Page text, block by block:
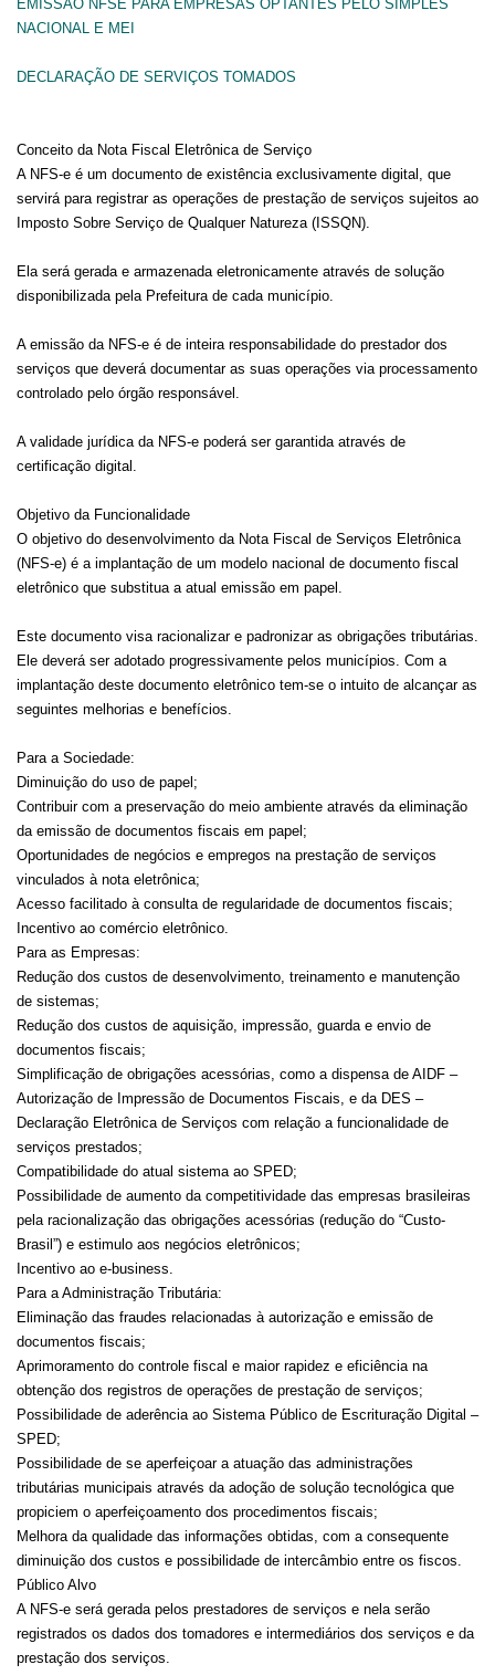
EMISSÃO NFSE PARA EMPRESAS OPTANTES PELO SIMPLES
NACIONAL E MEI
DECLARAÇÃO DE SERVIÇOS TOMADOS
Conceito da Nota Fiscal Eletrônica de Serviço
A NFS-e é um documento de existência exclusivamente digital, que
servirá para registrar as operações de prestação de serviços sujeitos ao
Imposto Sobre Serviço de Qualquer Natureza (ISSQN).
Ela será gerada e armazenada eletronicamente através de solução
disponibilizada pela Prefeitura de cada município.
A emissão da NFS-e é de inteira responsabilidade do prestador dos
serviços que deverá documentar as suas operações via processamento
controlado pelo órgão responsável.
A validade jurídica da NFS-e poderá ser garantida através de
certificação digital.
Objetivo da Funcionalidade
O objetivo do desenvolvimento da Nota Fiscal de Serviços Eletrônica
(NFS-e) é a implantação de um modelo nacional de documento fiscal
eletrônico que substitua a atual emissão em papel.
Este documento visa racionalizar e padronizar as obrigações tributárias.
Ele deverá ser adotado progressivamente pelos municípios. Com a
implantação deste documento eletrônico tem-se o intuito de alcançar as
seguintes melhorias e benefícios.
Para a Sociedade:
Diminuição do uso de papel;
Contribuir com a preservação do meio ambiente através da eliminação
da emissão de documentos fiscais em papel;
Oportunidades de negócios e empregos na prestação de serviços
vinculados à nota eletrônica;
Acesso facilitado à consulta de regularidade de documentos fiscais;
Incentivo ao comércio eletrônico.
Para as Empresas:
Redução dos custos de desenvolvimento, treinamento e manutenção
de sistemas;
Redução dos custos de aquisição, impressão, guarda e envio de
documentos fiscais;
Simplificação de obrigações acessórias, como a dispensa de AIDF –
Autorização de Impressão de Documentos Fiscais, e da DES –
Declaração Eletrônica de Serviços com relação a funcionalidade de
serviços prestados;
Compatibilidade do atual sistema ao SPED;
Possibilidade de aumento da competitividade das empresas brasileiras
pela racionalização das obrigações acessórias (redução do “Custo-
Brasil”) e estimulo aos negócios eletrônicos;
Incentivo ao e-business.
Para a Administração Tributária:
Eliminação das fraudes relacionadas à autorização e emissão de
documentos fiscais;
Aprimoramento do controle fiscal e maior rapidez e eficiência na
obtenção dos registros de operações de prestação de serviços;
Possibilidade de aderência ao Sistema Público de Escrituração Digital –
SPED;
Possibilidade de se aperfeiçoar a atuação das administrações
tributárias municipais através da adoção de solução tecnológica que
propiciem o aperfeiçoamento dos procedimentos fiscais;
Melhora da qualidade das informações obtidas, com a consequente
diminuição dos custos e possibilidade de intercâmbio entre os fiscos.
Público Alvo
A NFS-e será gerada pelos prestadores de serviços e nela serão
registrados os dados dos tomadores e intermediários dos serviços e da
prestação dos serviços.